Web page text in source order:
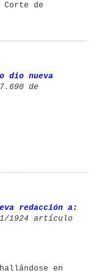
de
dio nueva
de
redacción a:
1924 artículo